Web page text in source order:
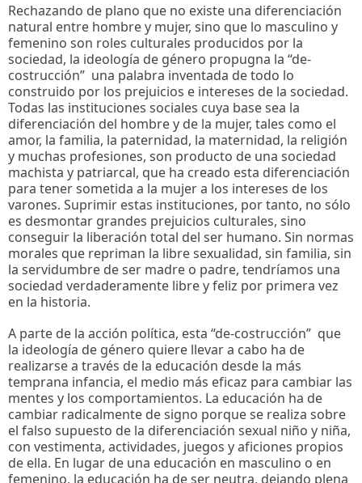
Rechazando de plano que no existe una diferenciación
natural entre hombre y mujer, sino que lo masculino y
femenino son roles culturales producidos por la
sociedad, la ideología de género propugna la “de-
costrucción” una palabra inventada de todo lo
construido por los prejuicios e intereses de la sociedad.
Todas las instituciones sociales cuya base sea la
diferenciación del hombre y de la mujer, tales como el
amor, la familia, la paternidad, la maternidad, la religión
y muchas profesiones, son producto de una sociedad
machista y patriarcal, que ha creado esta diferenciación
para tener sometida a la mujer a los intereses de los
varones. Suprimir estas instituciones, por tanto, no sólo
es desmontar grandes prejuicios culturales, sino
conseguir la liberación total del ser humano. Sin normas
morales que repriman la libre sexualidad, sin familia, sin
la servidumbre de ser madre o padre, tendríamos una
sociedad verdaderamente libre y feliz por primera vez
en la historia.
A parte de la acción política, esta “de-costrucción” que
la ideología de género quiere llevar a cabo ha de
realizarse a través de la educación desde la más
temprana infancia, el medio más eficaz para cambiar las
mentes y los comportamientos. La educación ha de
cambiar radicalmente de signo porque se realiza sobre
el falso supuesto de la diferenciación sexual niño y niña,
con vestimenta, actividades, juegos y aficiones propios
de ella. En lugar de una educación en masculino o en
femenino, la educación ha de ser neutra, dejando plena